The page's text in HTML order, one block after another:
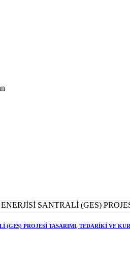
(GES) PROJESİ TASARIMI, TEDARİKİ VE